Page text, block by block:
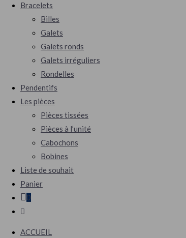
Bracelets
Billes
Galets
Galets ronds
Galets irréguliers
Rondelles
Pendentifs
Les pièces
Pièces tissées
Pièces à l’unité
Cabochons
Bobines
Liste de souhait
Panier
0
ACCUEIL